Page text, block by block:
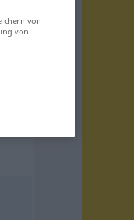
von
von